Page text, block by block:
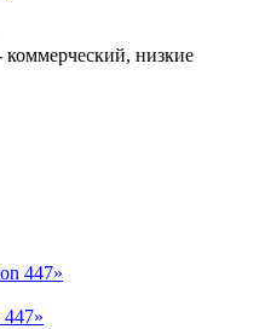
коммерческий, низкие